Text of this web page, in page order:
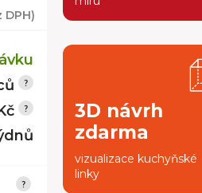
DPH)
3D návrh
zdarma
vizualizace kuchyňské
linky